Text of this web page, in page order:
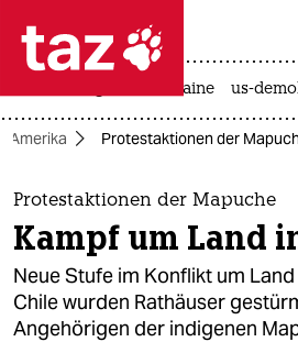
 taz zahl ich
taz zahl ich
themen
politik
öko
gesellschaft
krieg in der ukraine us-
Amerika Protestaktionen der
Protestaktionen der Mapuche
Kampf um Land
Neue Stufe im Konflikt um
Chile wurden Rathäuser
Angehörigen der indigenen